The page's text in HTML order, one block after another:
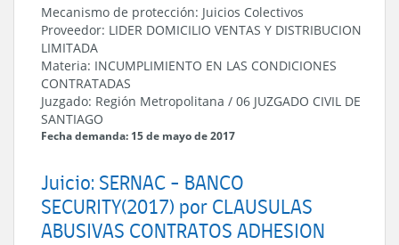
Mecanismo de protección: Juicios Colectivos
Proveedor: LIDER DOMICILIO VENTAS Y DISTRIBUCION
LIMITADA
Materia: INCUMPLIMIENTO EN LAS CONDICIONES
CONTRATADAS
Juzgado: Región Metropolitana / 06 JUZGADO CIVIL DE
SANTIAGO
Fecha demanda: 15 de mayo de 2017
Juicio: SERNAC - BANCO
SECURITY(2017) por CLAUSULAS
ABUSIVAS CONTRATOS ADHESION